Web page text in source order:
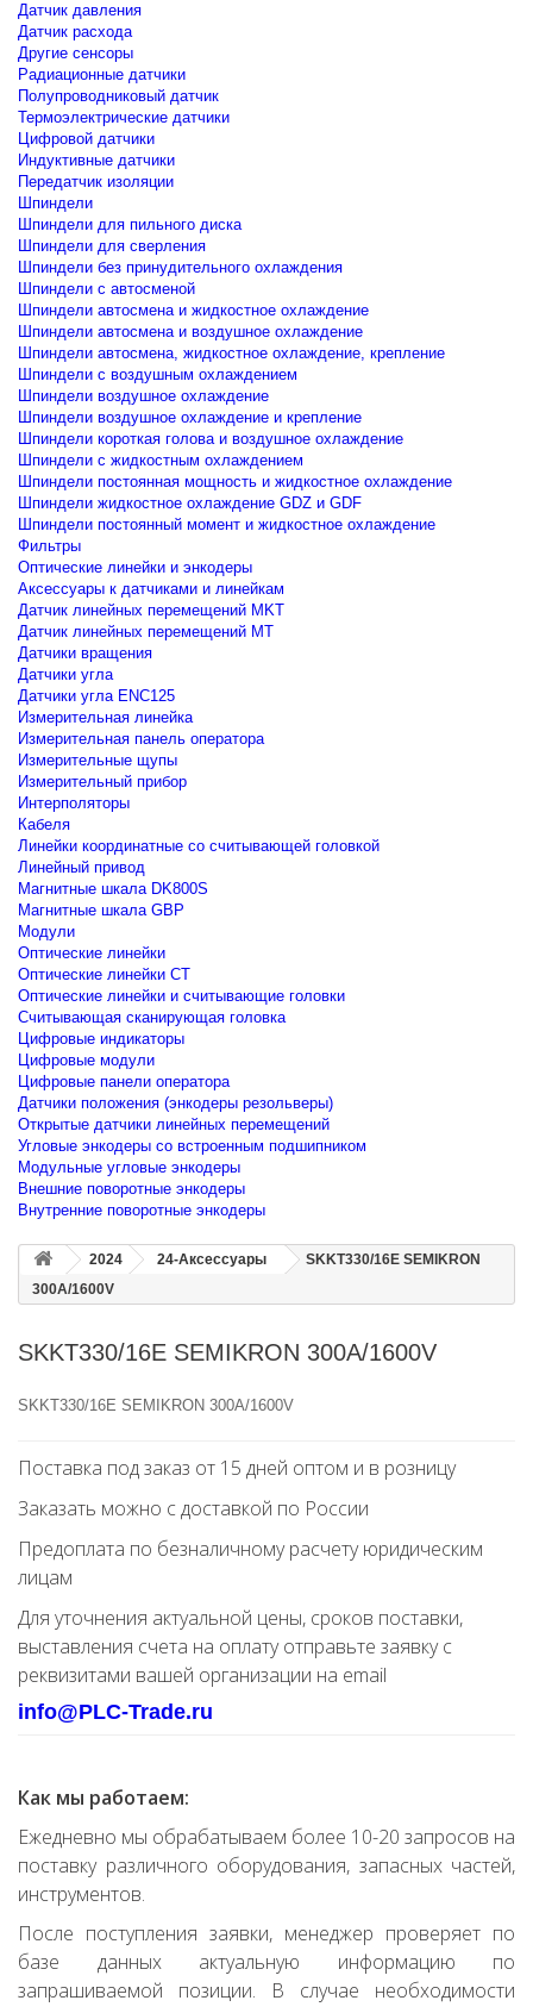
Датчик давления
Датчик расхода
Другие сенсоры
Радиационные датчики
Полупроводниковый датчик
Термоэлектрические датчики
Цифровой датчики
Индуктивные датчики
Передатчик изоляции
Шпиндели
Шпиндели для пильного диска
Шпиндели для сверления
Шпиндели без принудительного охлаждения
Шпиндели с автосменой
Шпиндели автосмена и жидкостное охлаждение
Шпиндели автосмена и воздушное охлаждение
Шпиндели автосмена, жидкостное охлаждение, крепление
Шпиндели с воздушным охлаждением
Шпиндели воздушное охлаждение
Шпиндели воздушное охлаждение и крепление
Шпиндели короткая голова и воздушное охлаждение
Шпиндели с жидкостным охлаждением
Шпиндели постоянная мощность и жидкостное охлаждение
Шпиндели жидкостное охлаждение GDZ и GDF
Шпиндели постоянный момент и жидкостное охлаждение
Фильтры
Оптические линейки и энкодеры
Аксессуары к датчиками и линейкам
Датчик линейных перемещений MKT
Датчик линейных перемещений MT
Датчики вращения
Датчики угла
Датчики угла ENC125
Измерительная линейка
Измерительная панель оператора
Измерительные щупы
Измерительный прибор
Интерполяторы
Кабеля
Линейки координатные со считывающей головкой
Линейный привод
Магнитные шкала DK800S
Магнитные шкала GBP
Модули
Оптические линейки
Оптические линейки CT
Оптические линейки и считывающие головки
Считывающая сканирующая головка
Цифровые индикаторы
Цифровые модули
Цифровые панели оператора
Датчики положения (энкодеры резольверы)
Открытые датчики линейных перемещений
Угловые энкодеры со встроенным подшипником
Модульные угловые энкодеры
Внешние поворотные энкодеры
Внутренние поворотные энкодеры
2024 24-Аксессуары
SKKT330/16E SEMIKRON
300A/1600V
SKKT330/16E SEMIKRON 300A/1600V
SKKT330/16E SEMIKRON 300A/1600V
Поставка под заказ от 15 дней оптом и в розницу
Заказать можно с доставкой по России
Предоплата по безналичному расчету юридическим
лицам
Для уточнения актуальной цены, сроков поставки,
выставления счета на оплату отправьте заявку с
реквизитами вашей организации на email
info@PLC-Trade.ru
Как мы работаем:
Ежедневно мы обрабатываем более 10-20 запросов на
поставку различного оборудования, запасных частей,
инструментов.
После поступления заявки, менеджер проверяет по
базе данных актуальную информацию по
запрашиваемой позиции. В случае необходимости